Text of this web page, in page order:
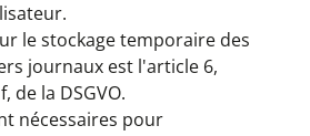
le stockage temporaire des
journaux est l'article 6,
de la DSGVO.
nécessaires pour